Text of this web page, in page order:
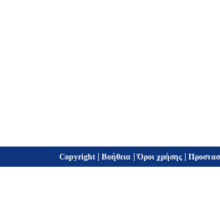
Copyright | Βοήθεια |Όροι χρήσης |